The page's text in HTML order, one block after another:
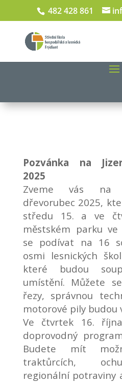
482 428 861
Pozvánka na
2025
Zveme vás na
dřevorubec 2025,
středu 15. a ve
městském parku
se podívat na 16
osmi lesnických
které budou
umístění. Můžete
řezy, správnou
motorové pily budou
Ve čtvrtek 16.
doprovodný
Budete mít
traktůrcích,
regionální potraviny